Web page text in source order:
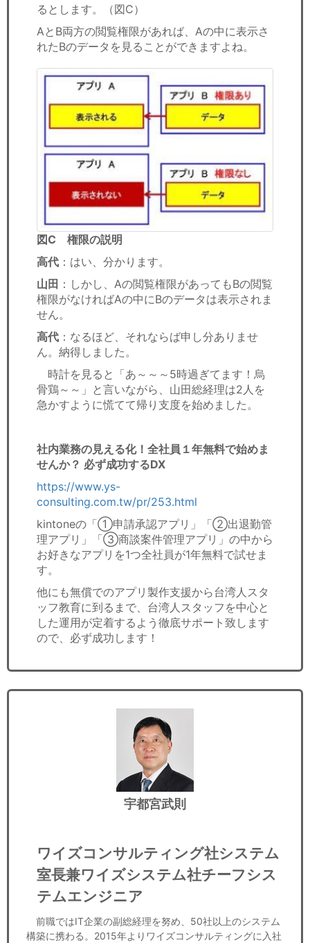
るとします。（図C）
AとB両方の閲覧権限があれば、Aの中に表示さ
れたBのデータを見ることができますよね。
図C 権限の説明
高代 ：はい、分かります。
山田 ：しかし、Aの閲覧権限があってもBの閲覧
権限がなければAの中にBのデータは表示されま
せん。
高代 ：なるほど、それならば申し分ありませ
ん。納得しました。
時計を見ると「あ～～～5時過ぎてます！烏
骨鶏～～」と言いながら、山田総経理は2人を
急かすように慌てて帰り支度を始めました。
社内業務の見える化！全社員１年無料で始めま
せんか？ 必ず成功するDX
https://www.ys-
consulting.com.tw/pr/253.html
kintoneの「①申請承認アプリ」「②出退勤管
理アプリ」「③商談案件管理アプリ」の中から
お好きなアプリを1つ全社員が1年無料で試せま
す。
他にも無償でのアプリ製作支援から台湾人スタ
ッフ教育に到るまで、台湾人スタッフを中心と
した運用が定着するよう徹底サポート致します
ので、必ず成功します！
宇都宮武則
ワイズコンサルティング社システム
室長兼ワイズシステム社チーフシス
テムエンジニア
前職ではIT企業の副総経理を努め、50社以上のシステム
構築に携わる。2015年よりワイズコンサルティングに入社